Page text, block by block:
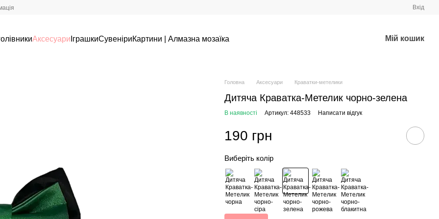
Вхід
Аксесуари ІграшкиСувеніриКартини | Алмазна мозаїка Мій кошик
Головна Аксесуари Краватки-метелики
Дитяча Краватка-Метелик чорно-зелена
В наявності Артикул: 448533 Написати відгук
190 грн
Виберіть колір